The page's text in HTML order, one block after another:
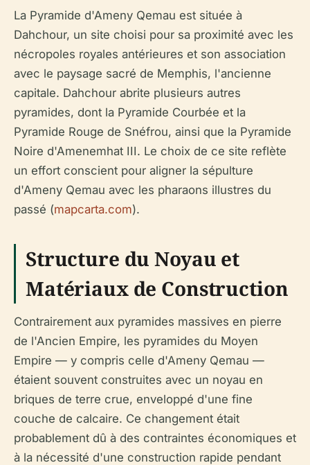
La Pyramide d'Ameny Qemau est située à
Dahchour, un site choisi pour sa proximité avec les
nécropoles royales antérieures et son association
avec le paysage sacré de Memphis, l'ancienne
capitale. Dahchour abrite plusieurs autres
pyramides, dont la Pyramide Courbée et la
Pyramide Rouge de Snéfrou, ainsi que la Pyramide
Noire d'Amenemhat III. Le choix de ce site reflète
un effort conscient pour aligner la sépulture
d'Ameny Qemau avec les pharaons illustres du
passé (mapcarta.com).
Structure du Noyau et
Matériaux de Construction
Contrairement aux pyramides massives en pierre
de l'Ancien Empire, les pyramides du Moyen
Empire — y compris celle d'Ameny Qemau —
étaient souvent construites avec un noyau en
briques de terre crue, enveloppé d'une fine
couche de calcaire. Ce changement était
probablement dû à des contraintes économiques et
à la nécessité d'une construction rapide pendant